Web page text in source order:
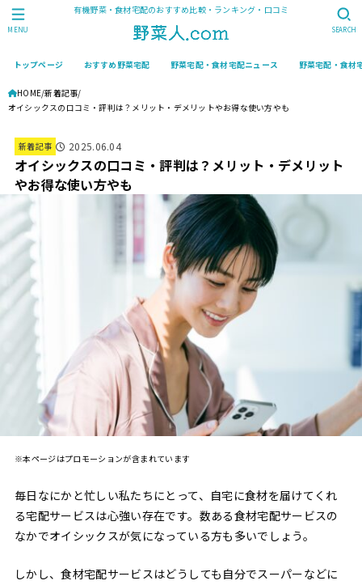
有機野菜・食材宅配のおすすめ比較・ランキング・口コミ
トップページ おすすめ野菜宅配 野菜宅配・食材宅配ニュース 野菜宅配・食材
SEARCH
MENU
HOME 新着記事
オイシックスの口コミ・評判は？メリット・デメリットやお得な使い方やも
新着記事 2025.06.04
オイシックスの口コミ・評判は？メリット・デメリット
やお得な使い方やも
※本ページはプロモーションが含まれています
毎日なにかと忙しい私たちにとって、自宅に食材を届けてくれ
る宅配サービスは心強い存在です。数ある食材宅配サービスの
なかでオイシックスが気になっている方も多いでしょう。
しかし、食材宅配サービスはどうしても自分でスーパーなどに